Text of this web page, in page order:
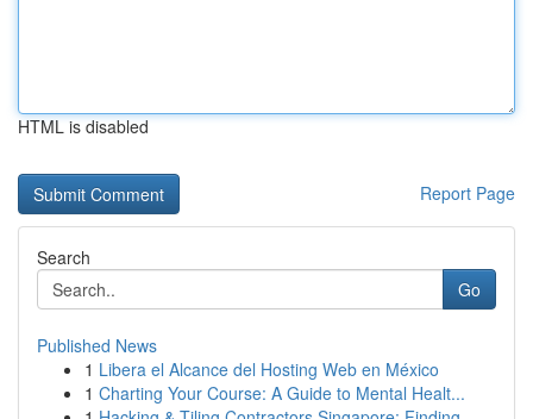
HTML is disabled
Report Page
Search
Go
Published News
1 Libera el Alcance del Hosting Web en México
1 Charting Your Course: A Guide to Mental Healt...